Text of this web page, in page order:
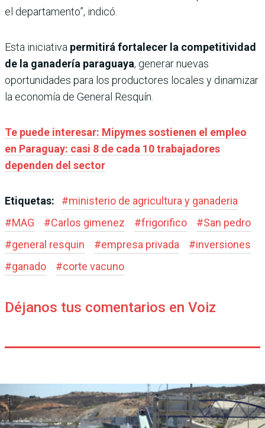
el departamento”, indicó.
Esta iniciativa permitirá fortalecer la competitividad
de la ganadería paraguaya, generar nuevas
oportunidades para los productores locales y dinamizar
la economía de General Resquín.
Te puede interesar: Mipymes sostienen el empleo
en Paraguay: casi 8 de cada 10 trabajadores
dependen del sector
Etiquetas: #ministerio de agricultura y ganaderia
#MAG #Carlos gimenez #frigorifico #San pedro
#general resquin #empresa privada #inversiones
#ganado #corte vacuno
Déjanos tus comentarios en Voiz